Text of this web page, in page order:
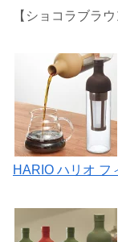
【ショコラブラ
HARIO ハリオ フ